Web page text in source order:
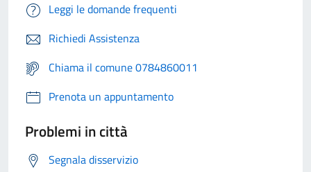
Leggi le domande frequenti
Richiedi Assistenza
Chiama il comune 0784860011
Prenota un appuntamento
Problemi in città
Segnala disservizio